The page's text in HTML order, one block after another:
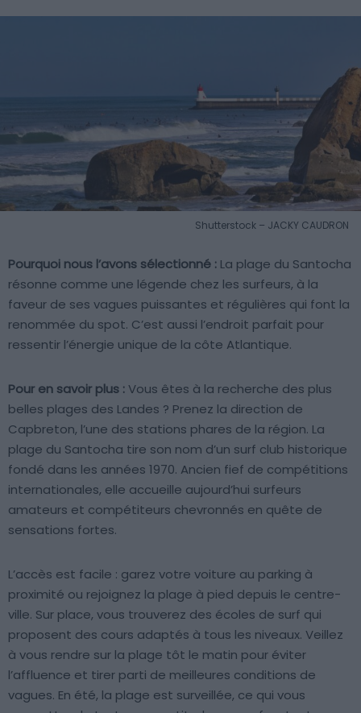
Shutterstock – JACKY CAUDRON
Pourquoi nous l’avons sélectionné : La plage du Santocha
résonne comme une légende chez les surfeurs, à la
faveur de ses vagues puissantes et régulières qui font la
renommée du spot. C’est aussi l’endroit parfait pour
ressentir l’énergie unique de la côte Atlantique.
Pour en savoir plus :Vous êtes à la recherche des plus
belles plages des Landes ? Prenez la direction de
Capbreton, l’une des stations phares de la région. La
plage du Santocha tire son nom d’un surf club historique
fondé dans les années 1970. Ancien fief de compétitions
internationales, elle accueille aujourd’hui surfeurs
amateurs et compétiteurs chevronnés en quête de
sensations fortes.
L’accès est facile : garez votre voiture au parking à
proximité ou rejoignez la plage à pied depuis le centre-
ville. Sur place, vous trouverez des écoles de surf qui
proposent des cours adaptés à tous les niveaux. Veillez
à vous rendre sur la plage tôt le matin pour éviter
l’affluence et tirer parti de meilleures conditions de
vagues. En été, la plage est surveillée, ce qui vous